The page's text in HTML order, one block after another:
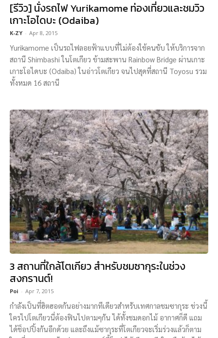
[รีวิว] นั่งรถไฟ Yurikamome ท่องเที่ยวและชมวิว
เกาะโอไดบะ (Odaiba)
K-ZY - Apr 8, 2015
Yurikamome เป็นรถไฟลอยฟ้าแบบที่ไม่ต้องใช้คนขับ ให้บริการจาก
สถานี Shimbashi ในโตเกียว ข้ามสะพาน Rainbow Bridge ผ่านเกาะ
เกาะโอไดบะ (Odaiba) ในอ่าวโตเกียว จนไปสุดที่สถานี Toyosu รวม
ทั้งหมด 16 สถานี
3 สถานที่ใกล้โตเกียว สำหรับชมซากุระในช่วง
สงกรานต์!
Poi - Apr 7, 2015
กำลังเป็นที่ฮิตฮอตกันอย่างมากทีเดียวสำหรับเทศกาลชมซากุระ ช่วงนี้
ใครไปโตเกียวนี่ต้องฟินไปตามๆกัน ได้ทั้งชมดอกไม้ อากาศก็ดี แถม
ได้ช็อปปิ้งกันอีกด้วย และถึงแม้ซากุระที่โตเกียวจะเริ่มร่วงแล้วก็ตาม